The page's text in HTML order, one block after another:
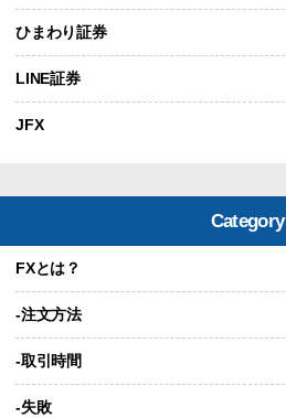
ひまわり証券
LINE証券
JFX
Category
FXとは？
-注文方法
-取引時間
-失敗